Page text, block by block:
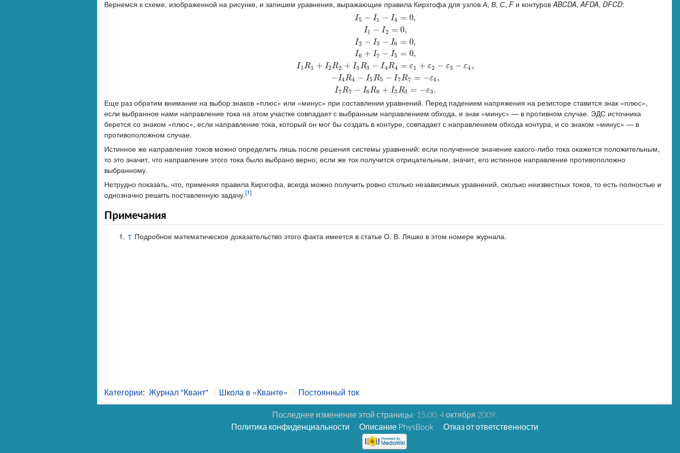
Вернемся к схеме, изображенной на рисунке, и запишем уравнения, выражающие правила Кирхгофа для узлов А, В, С, Fи контуров ABCDA, AFDA, DFCD:
I5 − I1 − I4 = 0,
I1 − I2 = 0,
I2 − I3 − I6 = 0,
I6 + I7 − I5 = 0,
I1 R1 + I2R2 + I3R3 − I4R4 = ε1 + ε2 − ε3 − ε4 ,
−I4R4 − I5R5 − I7R7 = −ε4 ,
I7R7 − I6R6 + I3R3 = −ε3.
0,I2 −I3−I 6= 0,I6 +I 7−I
Еще раз обратим внимание на выбор знаков «плюс» или «минус» при составлении уравнений. Перед падением напряжения на резисторе ставится знак «плюс»,
если выбранное нами направление тока на этом участке совпадает с выбранным направлением обхода, и знак «минус» — в противном случае. ЭДС источника
берется со знаком «плюс», если направление тока, который он мог бы создать в контуре, совпадает с направлением обхода контура, и со знаком «минус» — в
противоположном случае.
Истинное же направление токов можно определить лишь после решения системы уравнений: если полученное значение какого-либо тока окажется положительным,
то это значит, что направление этого тока было выбрано верно; если же ток получится отрицательным, значит, его истинное направление противоположно
выбранному.
Нетрудно показать, что, применяя правила Кирхгофа, всегда можно получить ровно столько независимых уравнений, сколько неизвестных токов, то есть полностью и
однозначно решить поставленную задачу.[1]
Примечания
↑ Подробное математическое доказательство этого факта имеется в статье О. В. Ляшко в этом номере журнала.
Категории: Журнал "Квант" Школа в «Кванте» Постоянный ток
Последнее изменение этой страницы: 15:00, 4 октября 2009.
Политика конфиденциальности
Описание PhysBook Отказ от ответственности